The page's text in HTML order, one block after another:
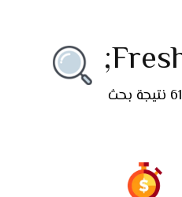
61 نتيجة بحث